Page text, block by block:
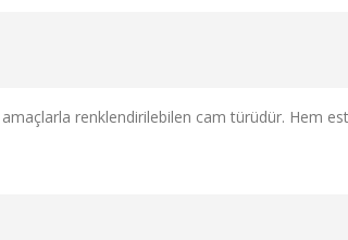
renklendirilebilen cam türüdür. Hem